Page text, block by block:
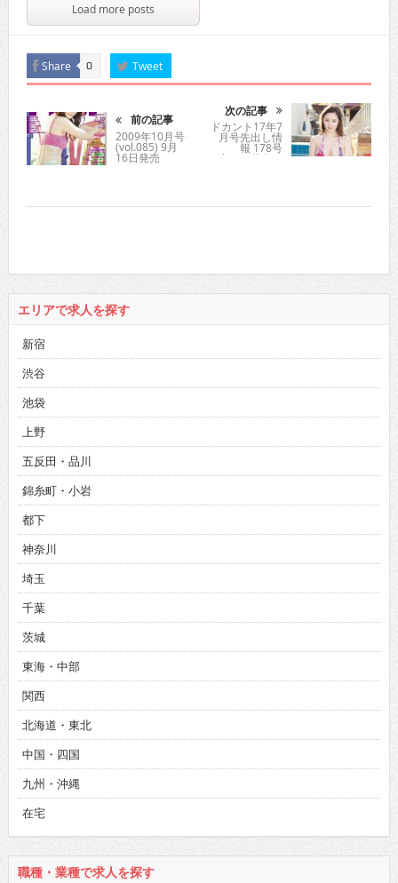
Load more posts
Share 0 Tweet
前の記事
2009年10月号
(vol.085) 9月
16日発売
次の記事
ドカント17年7
月号先出し情
報 178号
vol.10 葉月ゆ
エリアで求人を探す
新宿
渋谷
池袋
上野
五反田・品川
錦糸町・小岩
都下
神奈川
埼玉
千葉
茨城
東海・中部
関西
北海道・東北
中国・四国
九州・沖縄
在宅
職種・業種で求人を探す